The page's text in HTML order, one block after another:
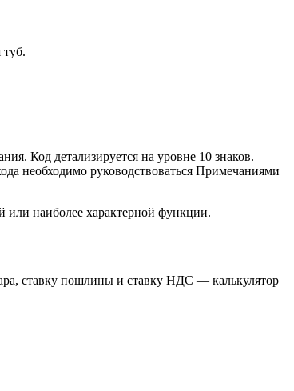
Код детализируется на уровне 10 знаков.
необходимо руководствоваться Примечаниями
или наиболее характерной функции.
ставку пошлины и ставку НДС — калькулятор